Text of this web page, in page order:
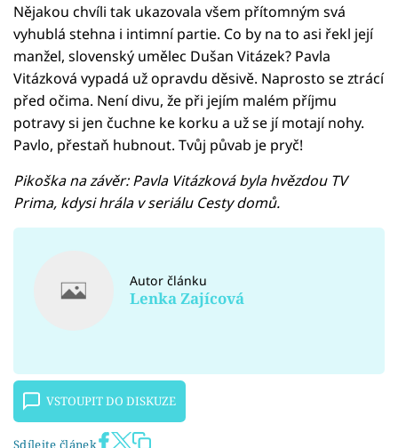
Nějakou chvíli tak ukazovala všem přítomným svá
vyhublá stehna i intimní partie. Co by na to asi řekl její
manžel, slovenský umělec Dušan Vitázek? Pavla
Vitázková vypadá už opravdu děsivě. Naprosto se ztrácí
před očima. Není divu, že při jejím malém příjmu
potravy si jen čuchne ke korku a už se jí motají nohy.
Pavlo, přestaň hubnout. Tvůj půvab je pryč!
Pikoška na závěr: Pavla Vitázková byla hvězdou TV
Prima, kdysi hrála v seriálu Cesty domů.
Autor článku
Lenka Zajícová
VSTOUPIT DO DISKUZE
Sdílejte článek